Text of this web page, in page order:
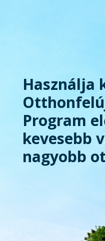
Használja
Program
kevesebb
nagyobb